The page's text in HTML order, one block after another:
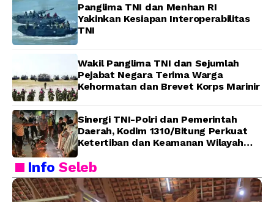
Panglima TNI dan Menhan RI
Yakinkan Kesiapan Interoperabilitas
TNI
Wakil Panglima TNI dan Sejumlah
Pejabat Negara Terima Warga
Kehormatan dan Brevet Korps Marinir
Sinergi TNI-Polri dan Pemerintah
Daerah, Kodim 1310/Bitung Perkuat
Ketertiban dan Keamanan Wilayah
InfoSeleb